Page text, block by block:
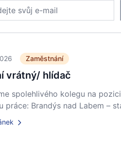
address
Zaměstnání
vrátný/ hlídač
spolehlivého kolegu na
práce: Brandýs nad Labem –